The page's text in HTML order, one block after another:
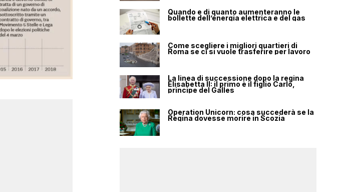
Quando e di quanto aumenteranno le
bollette dell’energia elettrica e del gas
Come scegliere i migliori quartieri di
Roma se ci si vuole trasferire per lavoro
La linea di successione dopo la regina
Elisabetta II: il primo è il figlio Carlo,
principe del Galles
Operation Unicorn: cosa succederà se la
Regina dovesse morire in Scozia